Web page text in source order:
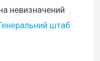
невизначений
штаб